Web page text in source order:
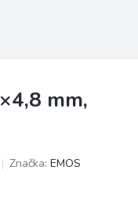
mm,
Značka: EMOS